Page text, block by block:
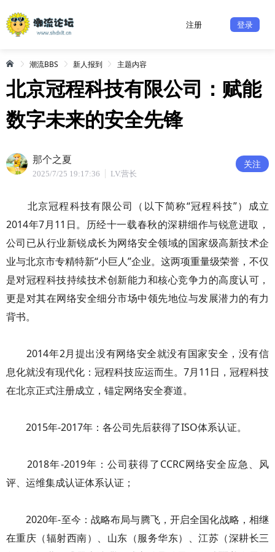
注册 登录
潮流BBS 新人报到 主题内容
北京冠程科技有限公司：赋能
数字未来的安全先锋
那个之夏
2025/7/25 19:17:36 LV.营长
关注
北京冠程科技有限公司（以下简称“冠程科技”）成立
2014年7月11日。历经十一载春秋的深耕细作与锐意进取，
公司已从行业新锐成长为网络安全领域的国家级高新技术企
业与北京市专精特新“小巨人”企业。这两项重量级荣誉，不仅
是对冠程科技持续技术创新能力和核心竞争力的高度认可，
更是对其在网络安全细分市场中领先地位与发展潜力的有力
背书。
2014年2月提出没有网络安全就没有国家安全，没有信
息化就没有现代化：冠程科技应运而生。7月11日，冠程科技
在北京正式注册成立，锚定网络安全赛道。
2015年-2017年：各公司先后获得了ISO体系认证。
2018年-2019年：公司获得了CCRC网络安全应急、风
评、运维集成认证体系认证；
2020年-至今：战略布局与腾飞，开启全国化战略，相继
在重庆（辐射西南）、山东（服务华东）、江苏（深耕长三